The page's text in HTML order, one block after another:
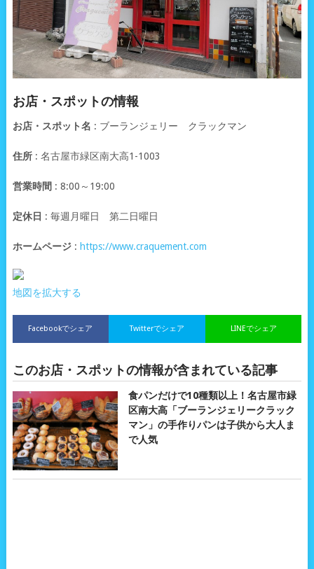
お店・スポットの情報
お店・スポット名 : ブーランジェリー クラックマン
住所: 名古屋市緑区南大高1-1003
営業時間 : 8:00～19:00
定休日 : 毎週月曜日 第二日曜日
ホームページ: https://www.craquement.com
地図を拡大する
Facebookでシェア LINEでシェア
Twitterでシェア
このお店・スポットの情報が含まれている記事
食パンだけで10種類以上！名古屋市緑
区南大高「ブーランジェリークラック
マン」の手作りパンは子供から大人ま
で人気